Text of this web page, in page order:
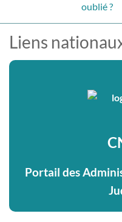
oublié ?
Liens
Portail des